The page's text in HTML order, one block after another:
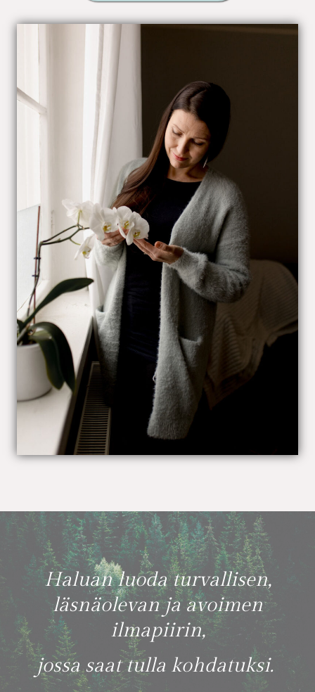
Haluan luoda turvallisen,
läsnäolevan ja avoimen
ilmapiirin,
jossa saat tulla kohdatuksi.